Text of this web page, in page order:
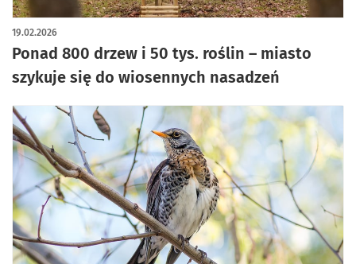
Ponad 800 drzew i 50 tys. roślin – miasto
szykuje się do wiosennych nasadzeń
19.02.2026